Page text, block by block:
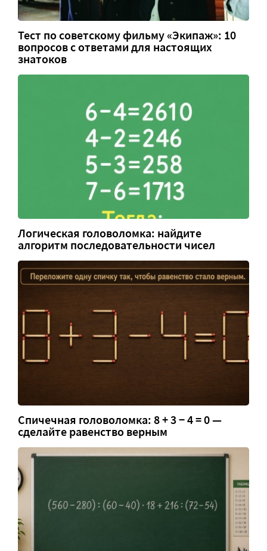
Тест по советскому фильму «Экипаж»: 10
вопросов с ответами для настоящих
знатоков
Логическая головоломка: найдите
алгоритм последовательности чисел
Спичечная головоломка: 8 + 3 − 4 = 0 —
сделайте равенство верным